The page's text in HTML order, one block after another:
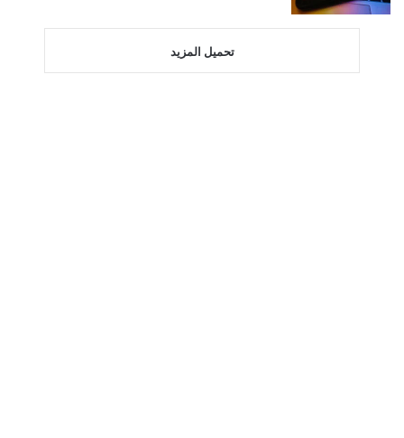
تحميل المزيد